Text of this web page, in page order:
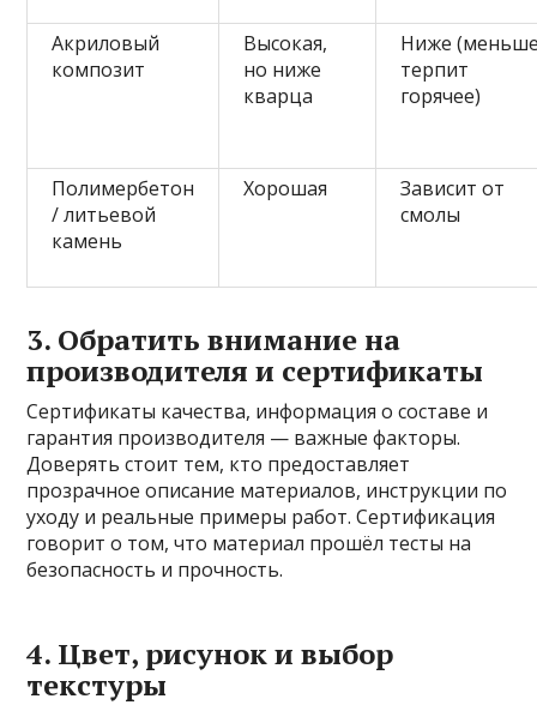
Акриловый
композит
Высокая,
но ниже
кварца
Ниже
терпит
горячее)
Полимербетон
/ литьевой
камень
Хорошая
Зависит от
смолы
3. Обратить внимание на
производителя и сертификаты
Сертификаты качества, информация о составе и
гарантия производителя — важные факторы.
Доверять стоит тем, кто предоставляет
прозрачное описание материалов, инструкции по
уходу и реальные примеры работ. Сертификация
говорит о том, что материал прошёл тесты на
безопасность и прочность.
4. Цвет, рисунок и выбор
текстуры